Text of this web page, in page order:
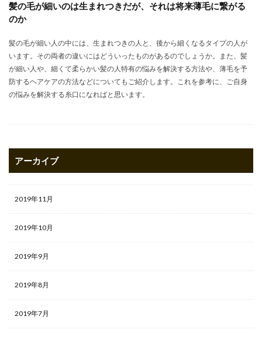
髪の毛が細いのは生まれつきだが、それは将来薄毛に繋がる
のか
髪の毛が細い人の中には、生まれつきの人と、後から細くなるタイプの人が
います。その両者の違いにはどういったものがあるのでしょうか。また、髪
が細い人や、細くて柔らかい髪の人特有の悩みを解決する方法や、薄毛を予
防するヘアケアの方法などについてもご紹介します。これを参考に、ご自身
の悩みを解決する糸口になればと思います。
アーカイブ
2019年11月
2019年10月
2019年9月
2019年8月
2019年7月